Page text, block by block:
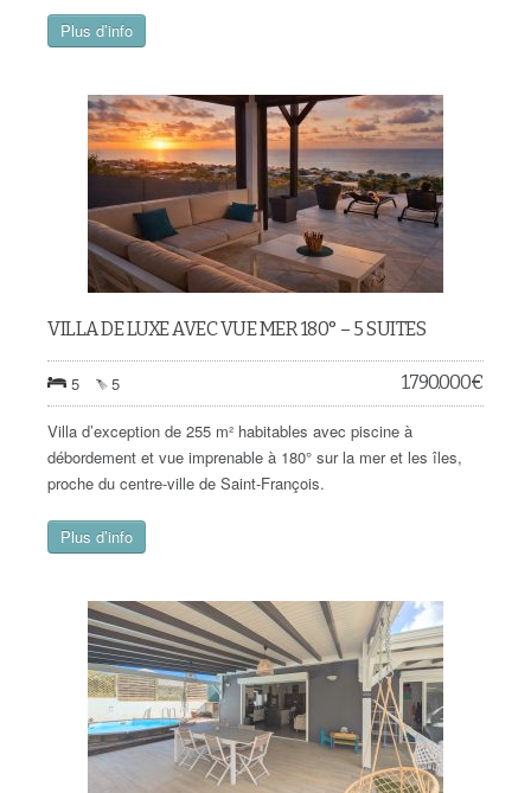
Plus d’info
VILLA DE LUXE AVEC VUE MER 180° – 5 SUITES
5 5 1.790.000€
Villa d’exception de 255 m² habitables avec piscine à
débordement et vue imprenable à 180° sur la mer et les îles,
proche du centre-ville de Saint-François.
Plus d’info